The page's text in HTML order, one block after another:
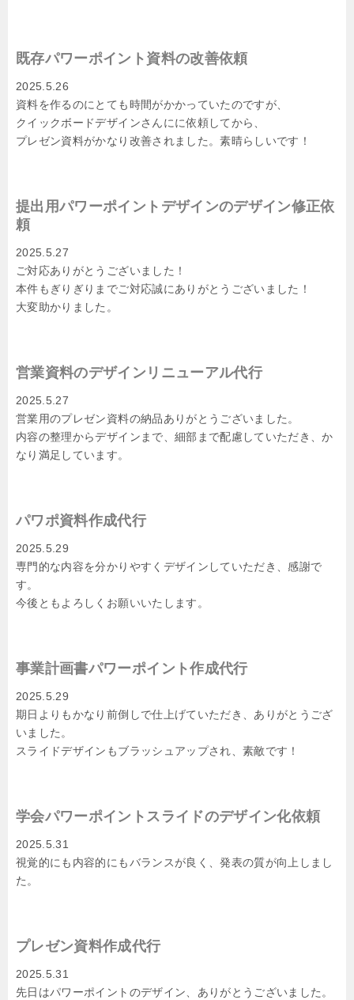
既存パワーポイント資料の改善依頼
2025.5.26
資料を作るのにとても時間がかかっていたのですが、
クイックボードデザインさんにに依頼してから、
プレゼン資料がかなり改善されました。素晴らしいです！
提出用パワーポイントデザインのデザイン修正依
頼
2025.5.27
ご対応ありがとうございました！
本件もぎりぎりまでご対応誠にありがとうございました！
大変助かりました。
営業資料のデザインリニューアル代行
2025.5.27
営業用のプレゼン資料の納品ありがとうございました。
内容の整理からデザインまで、細部まで配慮していただき、か
なり満足しています。
パワポ資料作成代行
2025.5.29
専門的な内容を分かりやすくデザインしていただき、感謝で
す。
今後ともよろしくお願いいたします。
事業計画書パワーポイント作成代行
2025.5.29
期日よりもかなり前倒しで仕上げていただき、ありがとうござ
いました。
スライドデザインもブラッシュアップされ、素敵です！
学会パワーポイントスライドのデザイン化依頼
2025.5.31
視覚的にも内容的にもバランスが良く、発表の質が向上しまし
た。
プレゼン資料作成代行
2025.5.31
先日はパワーポイントのデザイン、ありがとうございました。